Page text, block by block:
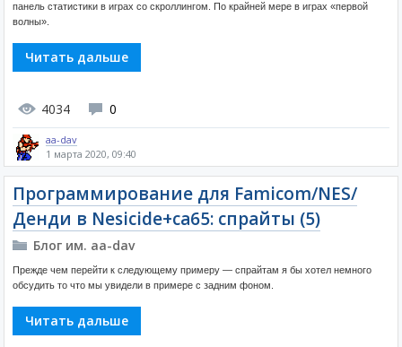
панель статистики в играх со скроллингом. По крайней мере в играх «первой
волны».
Читать дальше
4034 0
aa-dav
1 марта 2020, 09:40
Программирование для Famicom/NES/
Денди в Nesicide+ca65: спрайты (5)
Блог им. aa-dav
Прежде чем перейти к следующему примеру — спрайтам я бы хотел немного
обсудить то что мы увидели в примере с задним фоном.
Читать дальше